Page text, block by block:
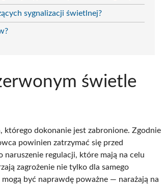
sygnalizacji świetlnej?
świetle
którego dokonanie jest zabronione. Zgodnie
powinien zatrzymać się przed
regulacji, które mają na celu
zagrożenie nie tylko dla samego
być naprawdę poważne — narażają na